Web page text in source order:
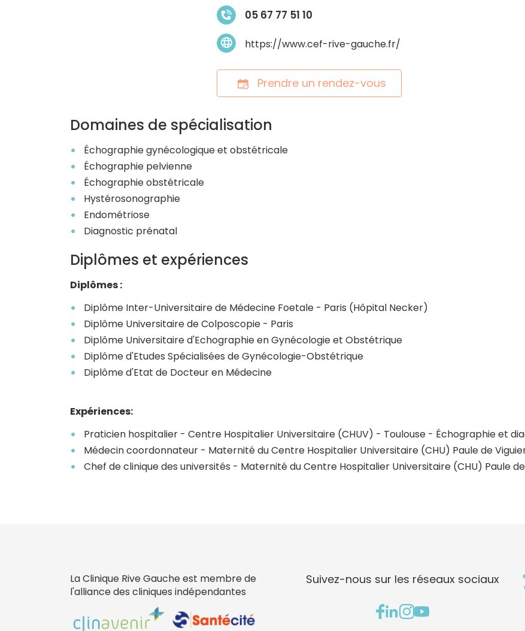
05 67 77 51 10
https://www.cef-rive-gauche.fr/
Prendre un rendez-vous
Domaines de spécialisation
Échographie gynécologique et obstétricale
Échographie pelvienne
Échographie obstétricale
Hystérosonographie
Endométriose
Diagnostic prénatal
Diplômes et expériences
Diplômes :
Diplôme Inter-Universitaire de Médecine Foetale - Paris (Hôpital Necker)
Diplôme Universitaire de Colposcopie - Paris
Diplôme Universitaire d'Echographie en Gynécologie et Obstétrique
Diplôme d'Etudes Spécialisées de Gynécologie-Obstétrique
Diplôme d'Etat de Docteur en Médecine
Expériences:
Praticien hospitalier - Centre Hospitalier Universitaire (CHUV) - Toulouse - Échographie et
Médecin coordonnateur - Maternité du Centre Hospitalier Universitaire (CHU) Paule de
Chef de clinique des universités - Maternité du Centre Hospitalier Universitaire (CHU) Paule
La Clinique Rive Gauche est membre de
l'alliance des cliniques indépendantes
Suivez-nous sur les réseaux sociaux